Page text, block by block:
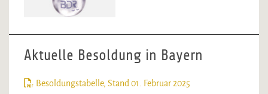
Aktuelle Besoldung in Bayern
Besoldungstabelle, Stand 01. Februar 2025